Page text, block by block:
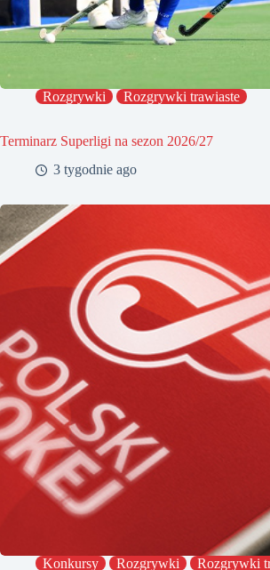
Rozgrywki Rozgrywki trawiaste
Terminarz Superligi na sezon 2026/27
3 tygodnie ago
Konkursy Rozgrywki Rozgrywki